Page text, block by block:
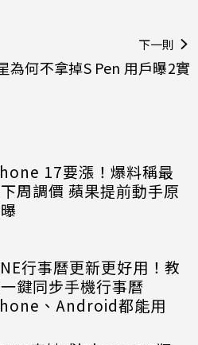
下一則
何不拿掉S Pen 用戶曝2實
17要漲！爆料稱最
周調價 蘋果提前動手原
行事曆更新更好用！教
鍵同步手機行事曆
、Android都能用